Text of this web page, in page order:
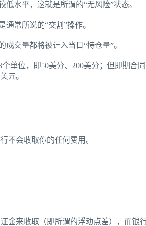
水平，这就是所谓的“无风险”状态。
常所说的“交割”操作。
交量都将被计入当日“持仓量”。
单位，即50美分、200美分；但即期合
元。
不会收取你的任何费用。
金来收取（即所谓的浮动点差），而银